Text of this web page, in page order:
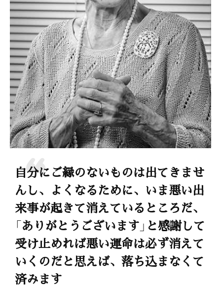
自分にご縁のないものは出てきませ
んし、よくなるために、いま悪い出
来事が起きて消えているところだ、
「ありがとうございます」と感謝して
受け止めれば悪い運命は必ず消えて
いくのだと思えば、落ち込まなくて
済みます